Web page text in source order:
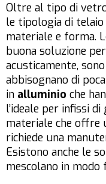
Oltre al tipo di
le tipologia di
materiale e forma.
buona soluzione
acusticamente,
abbisognano di
in alluminio che
l’ideale per infissi
materiale che offre
richiede una
Esistono anche le
mescolano in modo